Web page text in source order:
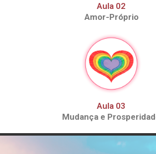
Aula 02
Amor-Próprio
Aula 03
Mudança e